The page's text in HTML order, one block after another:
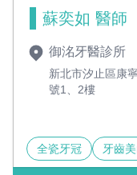
蘇奕如 醫師
御洺牙醫診所
新北市汐止區康
號1、2樓
全瓷牙冠 牙齒